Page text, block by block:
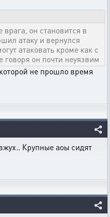
врага, он становится в
атаку и вернулся
атаковать кроме как с
говоря он почти неуязвим
не прошло время
Крупные аоы сидят